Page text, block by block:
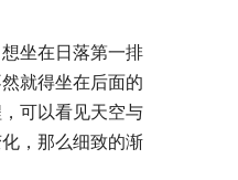
坐在日落第一排
就得坐在后面的
可以看见天空与
，那么细致的渐